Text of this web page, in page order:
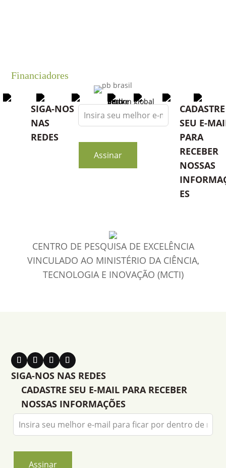
Financiadores
SIGA-NOS
NAS
REDES
Leave
this
blank
Assinar
CADASTRE
SEU E-
PARA
RECEBER
NOSSAS
ES
CENTRO DE PESQUISA DE EXCELÊNCIA
VINCULADO AO MINISTÉRIO DA CIÊNCIA,
TECNOLOGIA E INOVAÇÃO (MCTI)
SIGA-NOS NAS REDES
CADASTRE SEU E-MAIL PARA RECEBER
NOSSAS INFORMAÇÕES
Leave
this
blank
Assinar